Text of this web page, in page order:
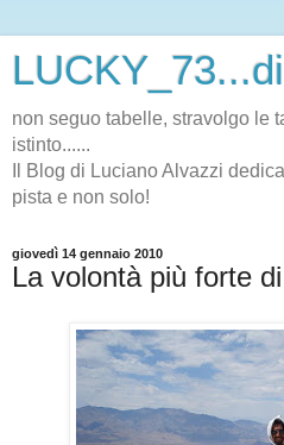
non seguo tabelle, stravolgo le
istinto......
Il Blog di Luciano Alvazzi
pista e non solo!
giovedì 14 gennaio 2010
La volontà più forte